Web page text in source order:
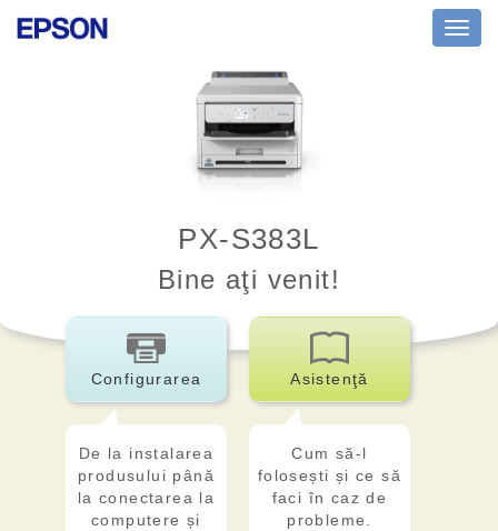
PX-S383L
Bine aţi venit!
Configurarea
De la instalarea
produsului până
la conectarea la
computere și
Asistenţă
Cum să-l
folosești și ce să
faci în caz de
probleme.